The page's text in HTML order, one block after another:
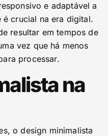
e adaptável a
crucial na era digital.
resultar em tempos de
vez que há menos
processar.
na
o design minimalista